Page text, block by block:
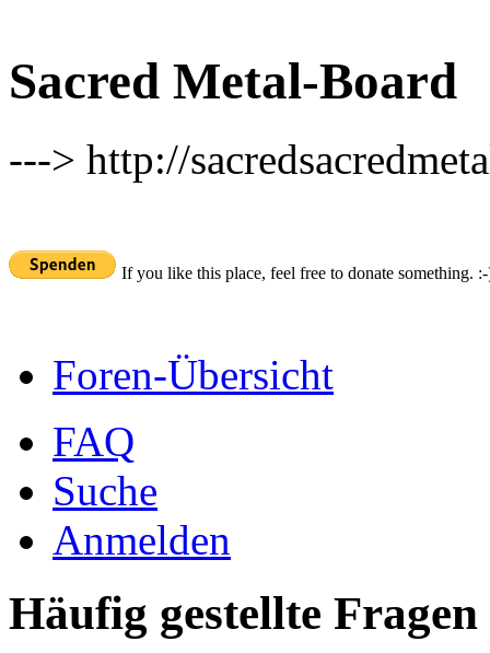
Sacred Metal-Board
---> http://
If you like this place, feel free to donate something.
Foren-Übersicht
FAQ
Suche
Anmelden
Häufig gestellte Fragen